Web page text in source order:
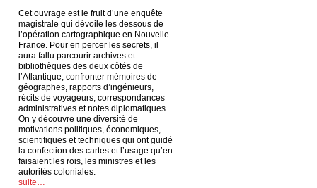
Cet ouvrage est le fruit d’une enquête
magistrale qui dévoile les dessous de
l’opération cartographique en Nouvelle-
France. Pour en percer les secrets, il
aura fallu parcourir archives et
bibliothèques des deux côtés de
l’Atlantique, confronter mémoires de
géographes, rapports d’ingénieurs,
récits de voyageurs, correspondances
administratives et notes diplomatiques.
On y découvre une diversité de
motivations politiques, économiques,
scientifiques et techniques qui ont guidé
la confection des cartes et l’usage qu’en
faisaient les rois, les ministres et les
autorités coloniales.
suite…